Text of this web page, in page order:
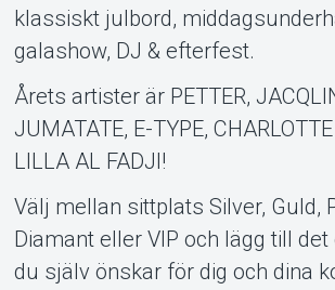
klassiskt julbord,
galashow, DJ & efterfest.
Årets artister är PETTER,
JUMATATE, E-TYPE,
LILLA AL FADJI!
Välj mellan sittplats Silver, Guld,
Diamant eller VIP och lägg till
du själv önskar för dig och dina